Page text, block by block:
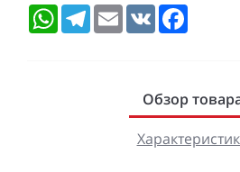
WhatsAppTelegramEmail VK
Обзор